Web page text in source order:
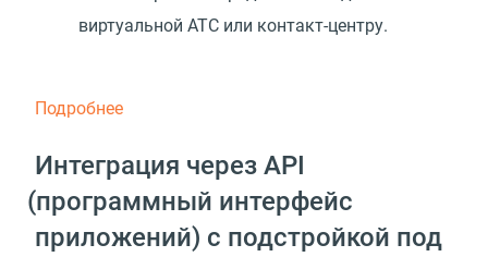
виртуальной АТС или контакт-центру.
Подробнее
Интеграция через API
(программный интерфейс
приложений) с подстройкой под